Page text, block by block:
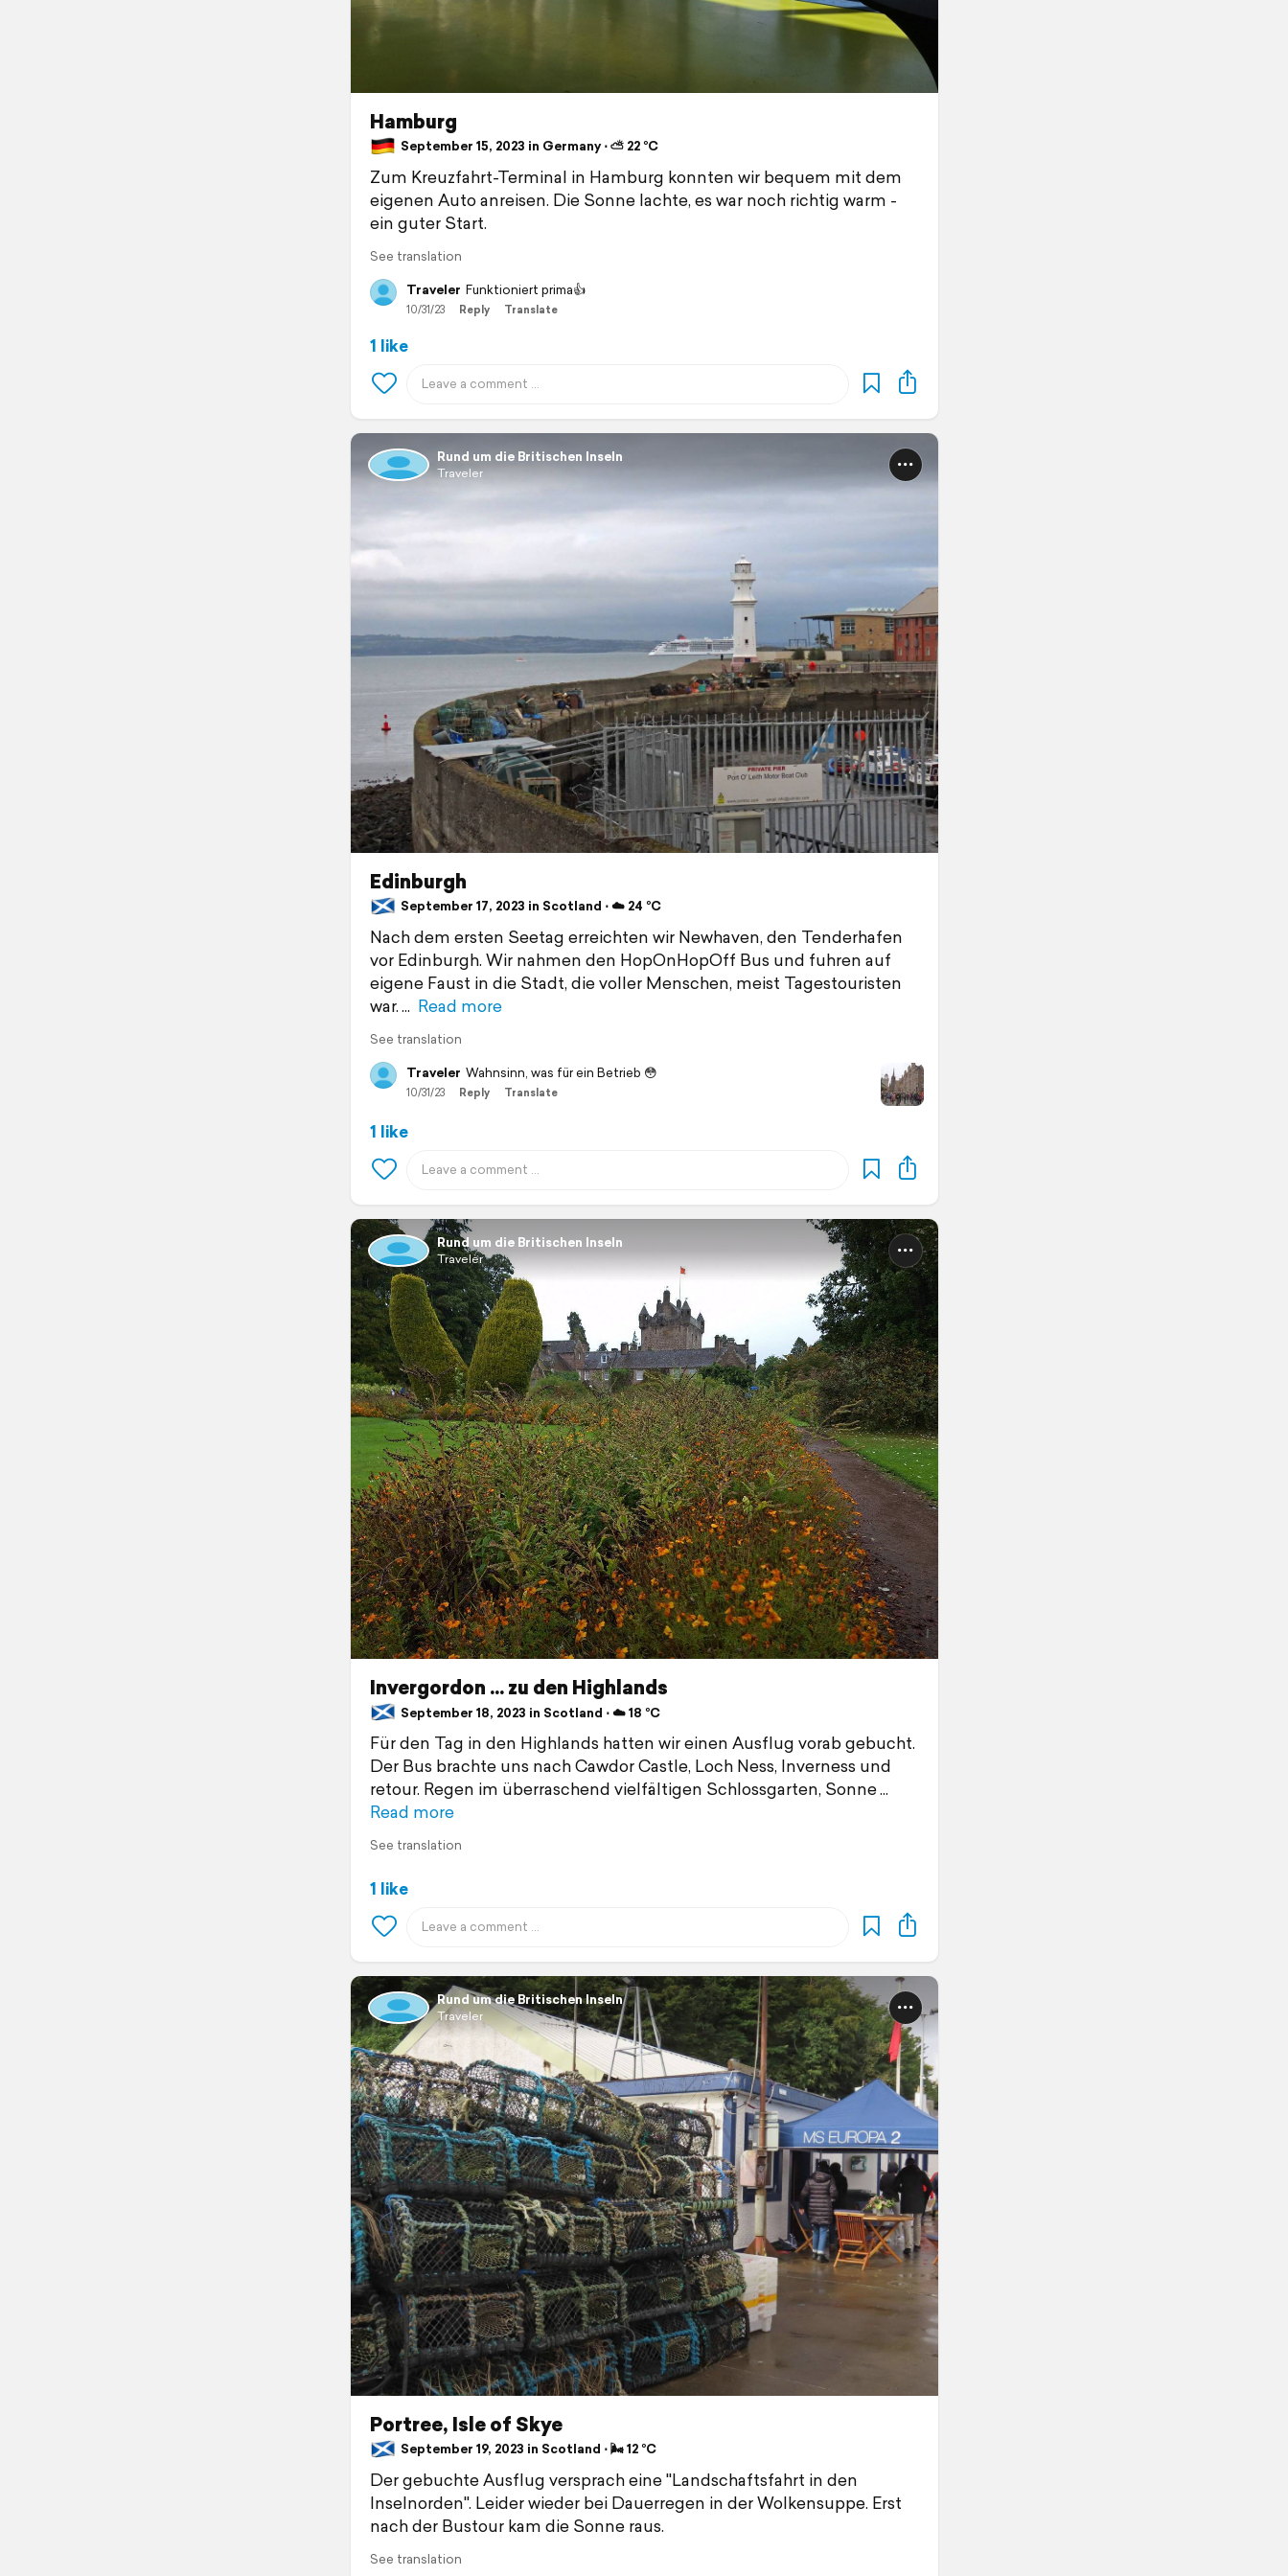
Hamburg
September 15, 2023 in Germany ⋅ ⛅ 22 °C
Zum Kreuzfahrt-Terminal in Hamburg konnten wir bequem mit dem
eigenen Auto anreisen. Die Sonne lachte, es war noch richtig warm -
ein guter Start.
See translation
Traveler Funktioniert prima👍
10/31/23 Reply Translate
1 like
Rund um die Britischen Inseln
Traveler
Edinburgh
September 17, 2023 in Scotland ⋅ ☁️ 24 °C
Nach dem ersten Seetag erreichten wir Newhaven, den Tenderhafen
vor Edinburgh. Wir nahmen den HopOnHopOff Bus und fuhren auf
eigene Faust in die Stadt, die voller Menschen, meist Tagestouristen
war.
Read more
See translation
Traveler Wahnsinn, was für ein Betrieb 😳
10/31/23 Reply Translate
1 like
Rund um die Britischen Inseln
Traveler
Invergordon ... zu den Highlands
September 18, 2023 in Scotland ⋅ ☁️ 18 °C
Für den Tag in den Highlands hatten wir einen Ausflug vorab gebucht.
Der Bus brachte uns nach Cawdor Castle, Loch Ness, Inverness und
retour. Regen im überraschend vielfältigen Schlossgarten, Sonne
Read more
See translation
1 like
Rund um die Britischen Inseln
Traveler
Portree, Isle of Skye
September 19, 2023 in Scotland ⋅ 🌬 12 °C
Der gebuchte Ausflug versprach eine "Landschaftsfahrt in den
Inselnorden". Leider wieder bei Dauerregen in der Wolkensuppe. Erst
nach der Bustour kam die Sonne raus.
See translation